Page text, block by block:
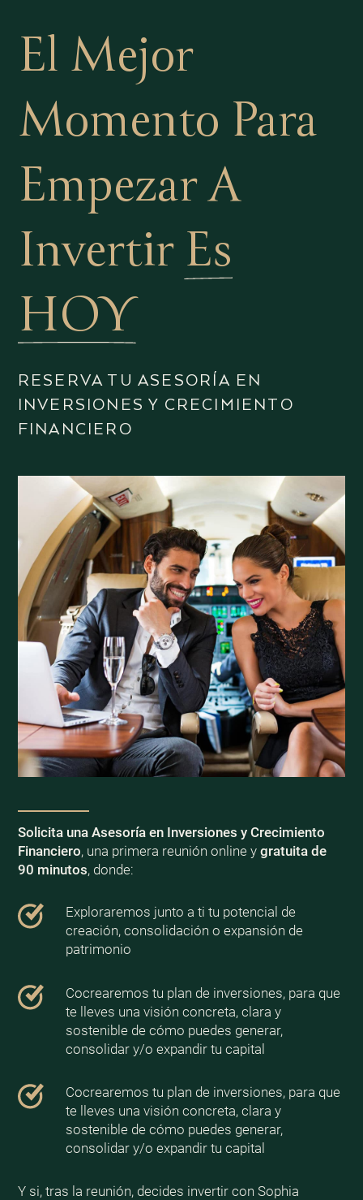
El Mejor
Momento Para
Empezar A
Invertir Es
HOY
RESERVA TU ASESORÍA EN
INVERSIONES Y CRECIMIENTO
FINANCIERO
Solicita una Asesoría en Inversiones y Crecimiento
Financiero, una primera reunión online y gratuita de
90 minutos, donde:
Exploraremos junto a ti tu potencial de
creación, consolidación o expansión de
patrimonio
Cocrearemos tu plan de inversiones, para que
te lleves una visión concreta, clara y
sostenible de cómo puedes generar,
consolidar y/o expandir tu capital
Cocrearemos tu plan de inversiones, para que
te lleves una visión concreta, clara y
sostenible de cómo puedes generar,
consolidar y/o expandir tu capital
Y si, tras la reunión, decides invertir con Sophia